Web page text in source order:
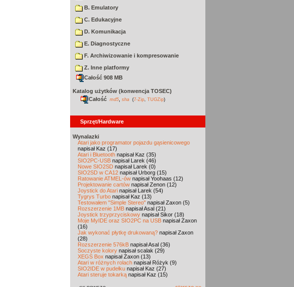
B. Emulatory
C. Edukacyjne
D. Komunikacja
E. Diagnostyczne
F. Archiwizowanie i kompresowanie
Z. Inne platformy
Całość 908 MB
Katalog użytków (konwencja TOSEC)
Całość md5 sha (7-Zip TUGZip)
Sprzęt/Hardware
Wynalazki
Atari jako programator pojazdu gąsienicowego
napisał Kaz (17)
Atari i Bluetooth napisał Kaz (35)
SIO2PC-USB napisał Larek (46)
Nowe SIO2SD napisał Larek (0)
SIO2SD w CA12 napisał Urborg (15)
Ratowanie ATMEL-ów napisał Yoohaas (12)
Projektowanie cartów napisał Zenon (12)
Joystick do Atari napisał Larek (54)
Tygrys Turbo napisał Kaz (13)
Testowałem "Simple Stereo" napisał Zaxon (5)
Rozszerzenie 1MB napisał Asal (21)
Joystick trzyprzyciskowy napisał Sikor (18)
Moje MyIDE oraz SIO2PC na USB napisał Zaxon
(16)
Jak wykonać płytkę drukowaną? napisał Zaxon
(28)
Rozszerzenie 576kB napisał Asal (36)
Soczyste kolory napisał scalak (29)
XEGS Box napisał Zaxon (13)
Atari w różnych rolach napisał Różyk (9)
SIO2IDE w pudełku napisał Kaz (27)
Atari steruje tokarką napisał Kaz (15)